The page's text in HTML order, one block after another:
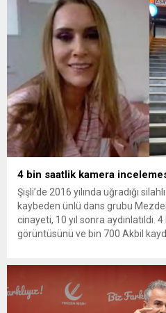
soruşturmada tutuklamalar
4 bin saatlik kamera
Şişli’de 2016 yılında uğradığı
kaybeden ünlü dans grubu
cinayeti, 10 yıl sonra aydınlatıldı.
görüntüsünü ve bin 700 Akbil